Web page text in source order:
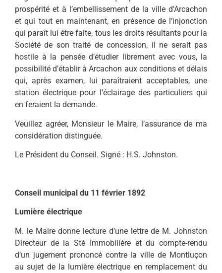
prospérité et à l’embellissement de la ville d’Arcachon
et qui tout en maintenant, en présence de l’injonction
qui paraît lui être faite, tous les droits résultants pour la
Société de son traité de concession, il ne serait pas
hostile à la pensée d’étudier librement avec vous, la
possibilité d’établir à Arcachon aux conditions et délais
qui, après examen, lui paraîtraient acceptables, une
station électrique pour l’éclairage des particuliers qui
en feraient la demande.
Veuillez agréer, Monsieur le Maire, l’assurance de ma
considération distinguée.
Le Président du Conseil. Signé : H.S. Johnston.
Conseil municipal du 11 février 1892
Lumière électrique
M. le Maire donne lecture d’une lettre de M. Johnston
Directeur de la Sté Immobilière et du compte-rendu
d’un jugement prononcé contre la ville de Montluçon
au sujet de la lumière électrique en remplacement du